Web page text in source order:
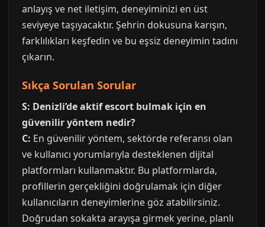
anlayış ve net iletişim, deneyiminizi en üst
seviyeye taşıyacaktır. Şehrin dokusuna karışın,
farklılıkları keşfedin ve bu eşsiz deneyimin tadını
çıkarın.
Sıkça Sorulan Sorular
S: Denizli’de aktif escort bulmak için en
güvenilir yöntem nedir?
C: En güvenilir yöntem, sektörde referansı olan
ve kullanıcı yorumlarıyla desteklenen dijital
platformları kullanmaktır. Bu platformlarda,
profillerin gerçekliğini doğrulamak için diğer
kullanıcıların deneyimlerine göz atabilirsiniz.
Doğrudan sokakta arayışa girmek yerine, planlı